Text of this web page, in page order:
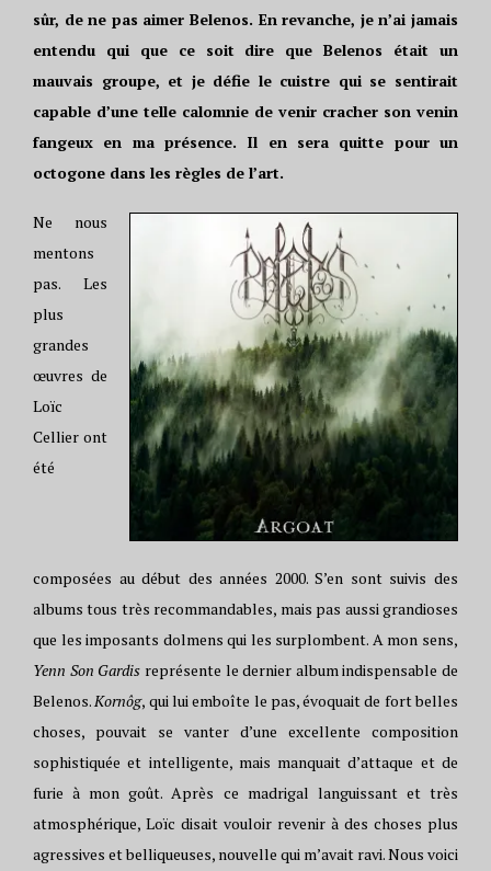
sûr, de ne pas aimer Belenos. En revanche, je n’ai jamais
entendu qui que ce soit dire que Belenos était un
mauvais groupe, et je défie le cuistre qui se sentirait
capable d’une telle calomnie de venir cracher son venin
fangeux en ma présence. Il en sera quitte pour un
octogone dans les règles de l’art.
Ne nous
mentons
pas. Les
plus
grandes
œuvres de
Loïc
Cellier ont
été
composées au début des années 2000. S’en sont suivis des
albums tous très recommandables, mais pas aussi grandioses
que les imposants dolmens qui les surplombent. A mon sens,
Yenn Son Gardis représente le dernier album indispensable de
Belenos.Kornôg, qui lui emboîte le pas, évoquait de fort belles
choses, pouvait se vanter d’une excellente composition
sophistiquée et intelligente, mais manquait d’attaque et de
furie à mon goût. Après ce madrigal languissant et très
atmosphérique, Loïc disait vouloir revenir à des choses plus
agressives et belliqueuses, nouvelle qui m’avait ravi. Nous voici